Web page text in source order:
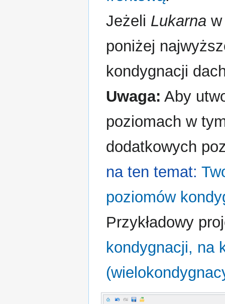
Jeżeli Lukarna
poniżej
kondygnacji
Uwaga: Aby
poziomach w
dodatkowych
na ten temat:
poziomów
Przykładowy
kondygnacji, na